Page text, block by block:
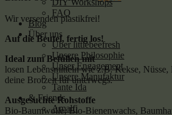
FAQ
Blog
Über uns
Über littlebeefresh
Unsere Philosophie
Unser Engagement
Unsere Manufaktur
Tante Ida
& Friends
Amalfi
Wir versenden plastikfrei!
Auf die Beutel, fertig los!
Ideal zum Befüllen mit
losen Lebensmitteln wie z.B. Kekse,
deine Brotzeit für unterwegs.
Ausgesuchte Rohstoffe
Bio-Baumwolle, Bio-Bienenwachs,